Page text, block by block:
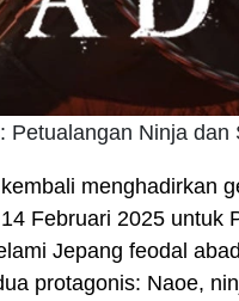
Petualangan Ninja
menghadirkan
Februari 2025 untuk
Jepang feodal
protagonis: Naoe,